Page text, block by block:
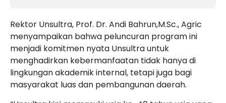
Rektor Unsultra, Prof. Dr. Andi Bahrun,M.Sc., Agric
menyampaikan bahwa peluncuran program ini
menjadi komitmen nyata Unsultra untuk
menghadirkan kebermanfaatan tidak hanya di
lingkungan akademik internal, tetapi juga bagi
masyarakat luas dan pembangunan daerah.